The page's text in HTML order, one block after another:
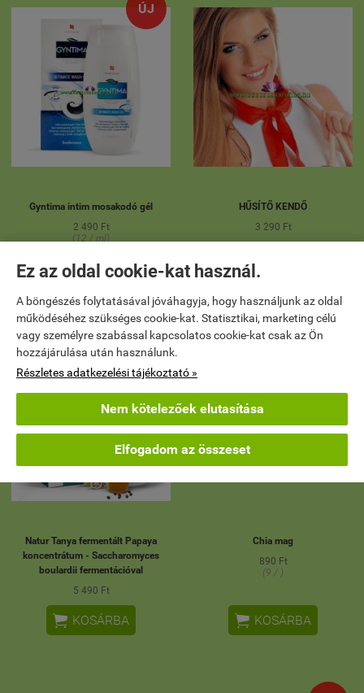
Ez az oldal cookie-kat használ.
A böngészés folytatásával jóváhagyja, hogy használjunk az oldal
működéséhez szükséges cookie-kat. Statisztikai, marketing célú
vagy személyre szabással kapcsolatos cookie-kat csak az Ön
hozzájárulása után használunk.
Részletes adatkezelési tájékoztató »
Nem kötelezőek elutasítása
Elfogadom az összeset
ÚJ
Gyntima intim mosakodó gél
2 490 Ft
(12 / ml)
 KOSÁRBA
HŰSÍTŐ KENDŐ
3 290 Ft
 KOSÁRBA
Natur Tanya fermentált Papaya
koncentrátum - Saccharomyces
boulardii fermentációval
5 490 Ft
 KOSÁRBA
ÚJ
Chia mag
890 Ft
(9 / )
 KOSÁRBA